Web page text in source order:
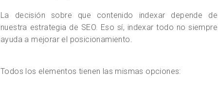
La decisión sobre que contenido indexar depende de
nuestra estrategia de SEO. Eso sí, indexar todo no siempre
ayuda a mejorar el posicionamiento.
Todos los elementos tienen las mismas opciones: